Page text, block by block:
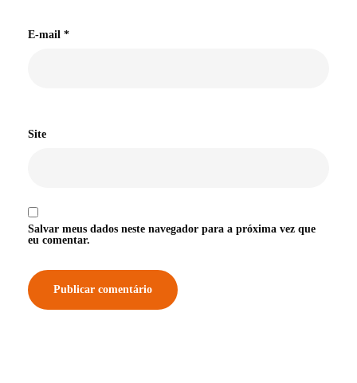
E-mail *
Site
Salvar meus dados neste navegador para a próxima vez que
eu comentar.